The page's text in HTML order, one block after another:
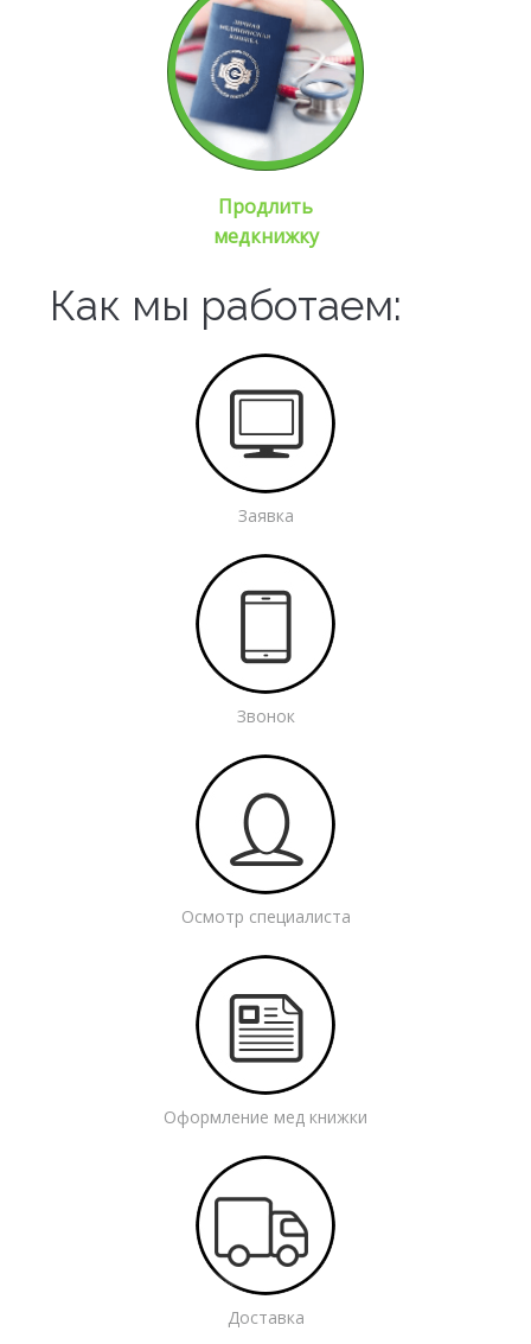
Продлить
медкнижку
Как мы работаем:
Заявка
Звонок
Осмотр специалиста
Оформление мед книжки
Доставка